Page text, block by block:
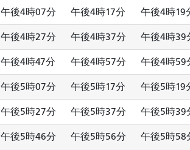
午後4時07分 午後4時17分 午後4時19
午後4時27分 午後4時37分 午後4時39
午後4時47分 午後4時57分 午後4時59
午後5時07分 午後5時17分 午後5時19
午後5時27分 午後5時37分 午後5時39
午後5時46分 午後5時56分 午後5時58